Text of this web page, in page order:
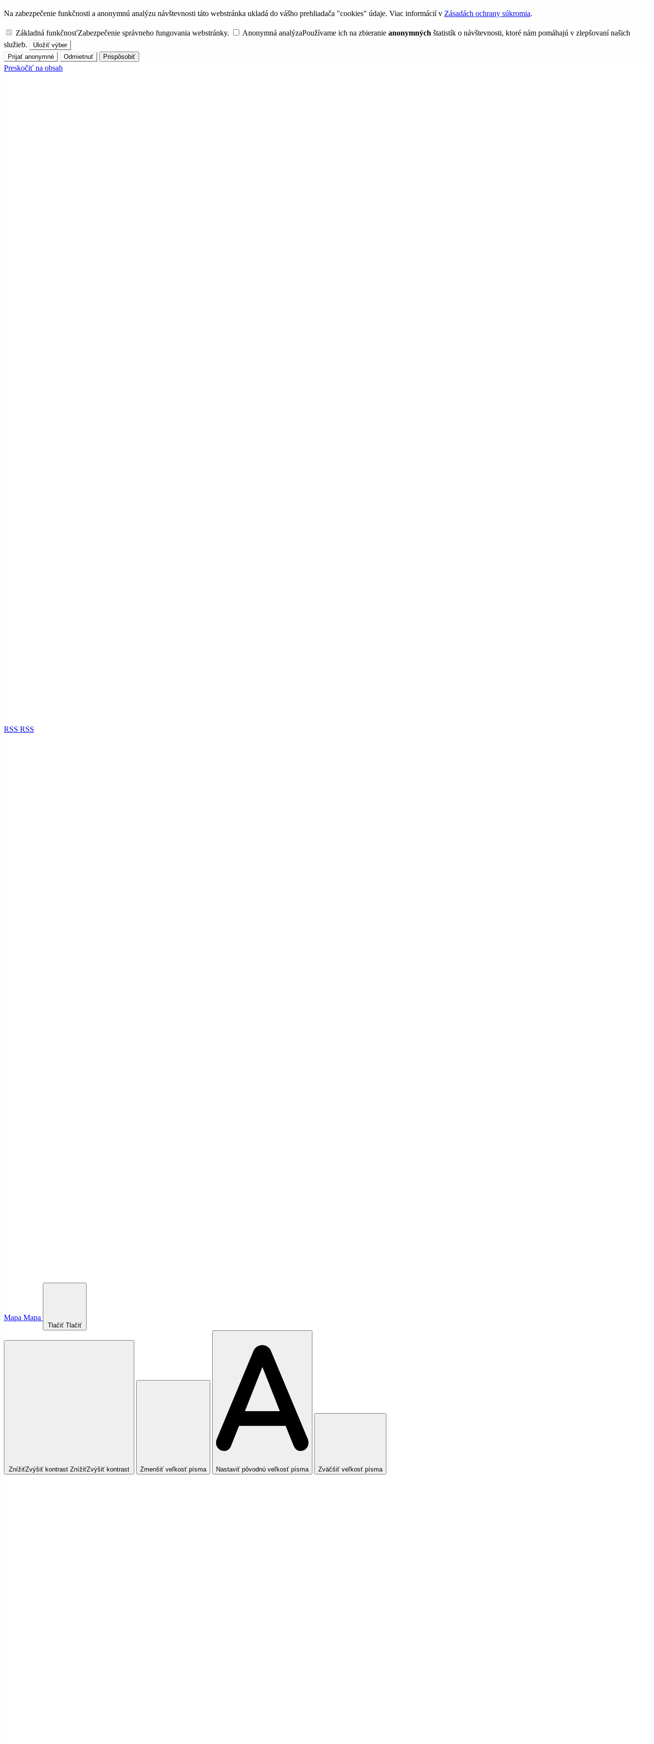
Na zabezpečenie funkčnosti a anonymnú analýzu návštevnosti táto webstránka ukladá do vášho prehliadača "cookies" údaje. Viac informácií v Zásadách ochrany súkromia.
Základná funkčnosťZabezpečenie správneho fungovania webstránky. Anonymná analýzaPoužívame ich na zbieranie anonymných štatistík o návštevnosti, ktoré nám pomáhajú v zlepšovaní našich
služieb.
Uložiť výber
Prijať anonymné
Odmietnuť Prispôsobiť
Preskočiť na obsah
RSS RSS
Mapa Mapa
Tlačiť Tlačiť
ZnížiťZvýšiť kontrast ZnížiťZvýšiť kontrast Zmenšiť veľkosť písma Nastaviť pôvodnú veľkosť písma Zväčšiť veľkosť písma